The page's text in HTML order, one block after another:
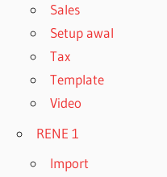
Sales
Setup awal
Tax
Template
Video
RENE 1
Import